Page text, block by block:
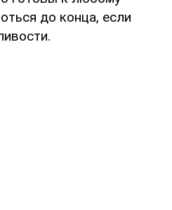
до конца, если